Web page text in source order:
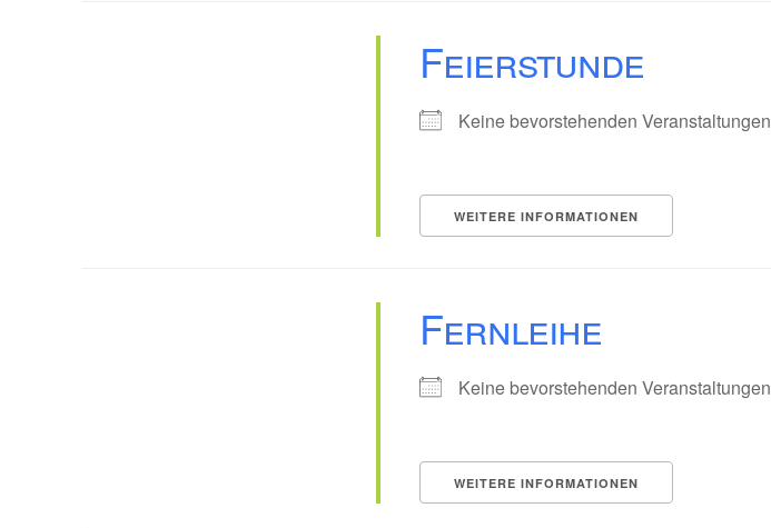
Feierstunde
Keine bevorstehenden Veranstaltungen
WEITERE INFORMATIONEN
Fernleihe
Keine bevorstehenden Veranstaltungen
WEITERE INFORMATIONEN